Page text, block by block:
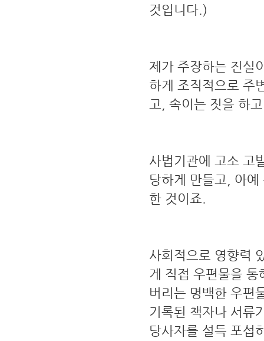
것입니다.)
제가 주장하는 진실
하게 조직적으로 주
고, 속이는 짓을 하
사법기관에 고소 고
당하게 만들고, 아
한 것이죠.
사회적으로 영향력
게 직접 우편물을
버리는 명백한 우편
기록된 책자나 서류
당사자를 설득 포섭